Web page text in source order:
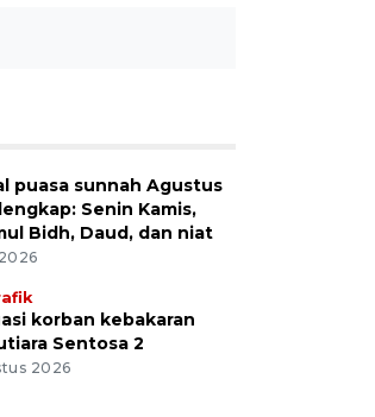
puasa sunnah Agustus
Senin Kamis,
Bidh, Daud, dan niat
korban kebakaran
Sentosa 2
2026